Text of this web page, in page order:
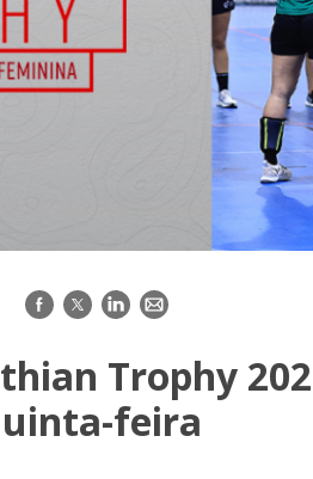
Facebook
TwitterLinkedIn
E-
Trophy
feira